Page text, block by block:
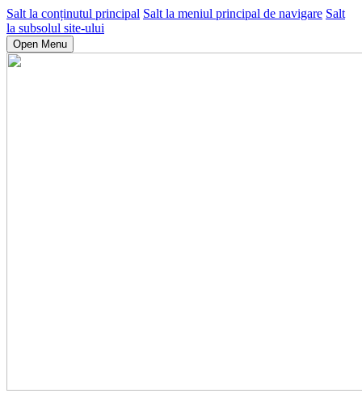
Salt la conținutul principal Salt la meniul principal de navigare Salt
la subsolul site-ului
Open Menu